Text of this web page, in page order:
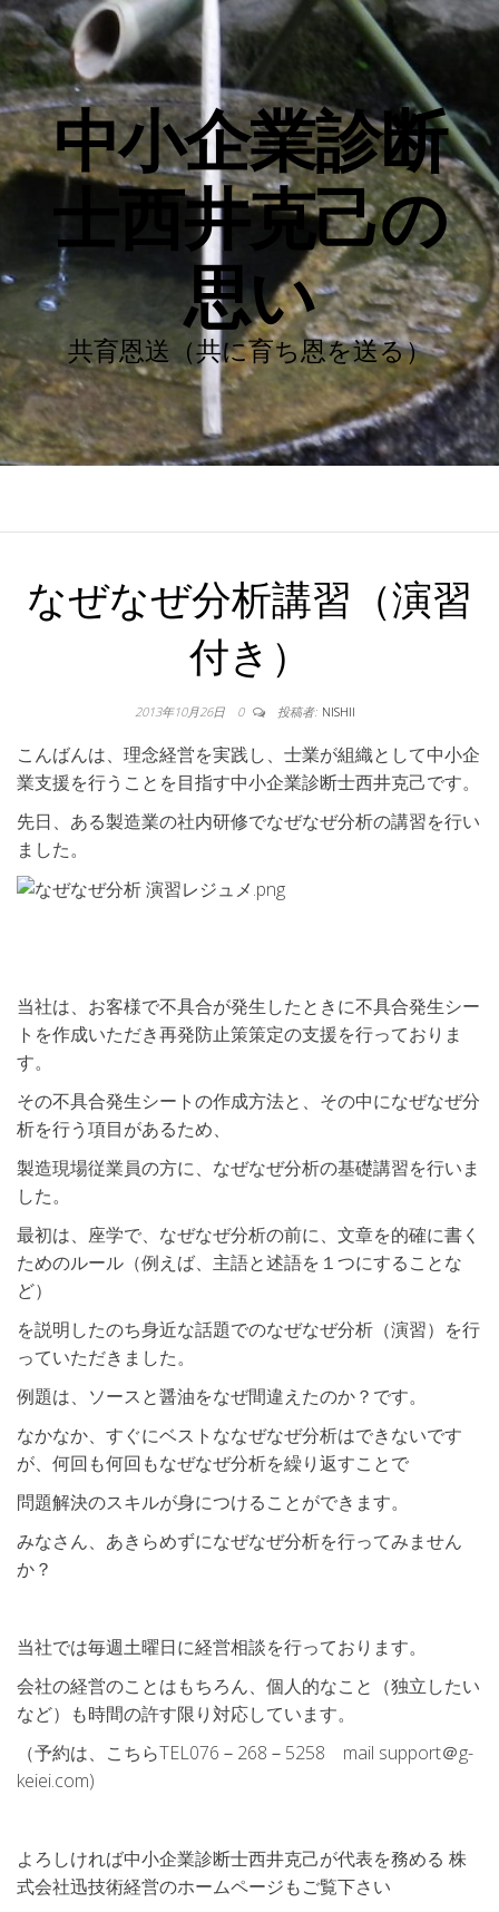
中小企業診断
士西井克己の
思い
共育恩送（共に育ち恩を送る）
なぜなぜ分析講習（演習
付き）
2013年10月26日 0 投稿者: NISHII
こんばんは、理念経営を実践し、士業が組織として中小企
業支援を行うことを目指す中小企業診断士西井克己です。
先日、ある製造業の社内研修でなぜなぜ分析の講習を行い
ました。
当社は、お客様で不具合が発生したときに不具合発生シー
トを作成いただき再発防止策策定の支援を行っておりま
す。
その不具合発生シートの作成方法と、その中になぜなぜ分
析を行う項目があるため、
製造現場従業員の方に、なぜなぜ分析の基礎講習を行いま
した。
最初は、座学で、なぜなぜ分析の前に、文章を的確に書く
ためのルール（例えば、主語と述語を１つにすることな
ど）
を説明したのち身近な話題でのなぜなぜ分析（演習）を行
っていただきました。
例題は、ソースと醤油をなぜ間違えたのか？です。
なかなか、すぐにベストななぜなぜ分析はできないです
が、何回も何回もなぜなぜ分析を繰り返すことで
問題解決のスキルが身につけることができます。
みなさん、あきらめずになぜなぜ分析を行ってみません
か？
当社では毎週土曜日に経営相談を行っております。
会社の経営のことはもちろん、個人的なこと（独立したい
など）も時間の許す限り対応しています。
（予約は、こちらTEL076－268－5258 mail support＠g-
keiei.com)
よろしければ中小企業診断士西井克己が代表を務める 株
式会社迅技術経営のホームページもご覧下さい